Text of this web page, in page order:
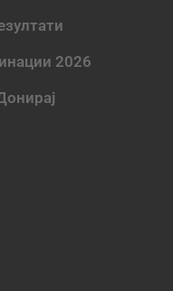
2026